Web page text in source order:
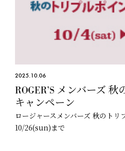
2025.10.06
ROGER’S メンバーズ
キャンペーン
ロージャースメンバーズ 秋のトリ
10/26(sun)まで